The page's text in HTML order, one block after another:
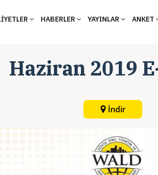
HABERLER YAYINLAR ANKET
Haziran 2019
İndir